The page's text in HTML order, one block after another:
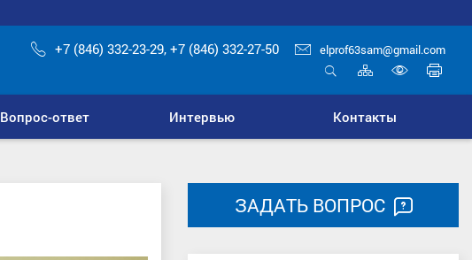
+7 (846) 332-23-29, +7 (846) 332-27-50 elprof63sam@gmail.com
Карта
сайта
для
Вопрос-ответ Интервью Контакты
ЗАДАТЬ ВОПРОС